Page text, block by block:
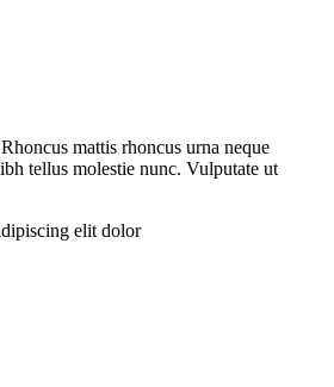
mattis rhoncus urna neque
tellus molestie nunc. Vulputate ut
elit dolor